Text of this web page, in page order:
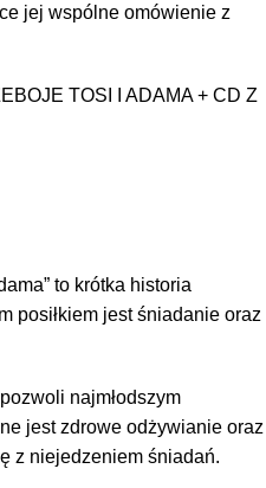
jej wspólne omówienie z
TOSI I ADAMA + CD Z
to krótka historia
posiłkiem jest śniadanie oraz
najmłodszym
jest zdrowe odżywianie oraz
z niejedzeniem śniadań.